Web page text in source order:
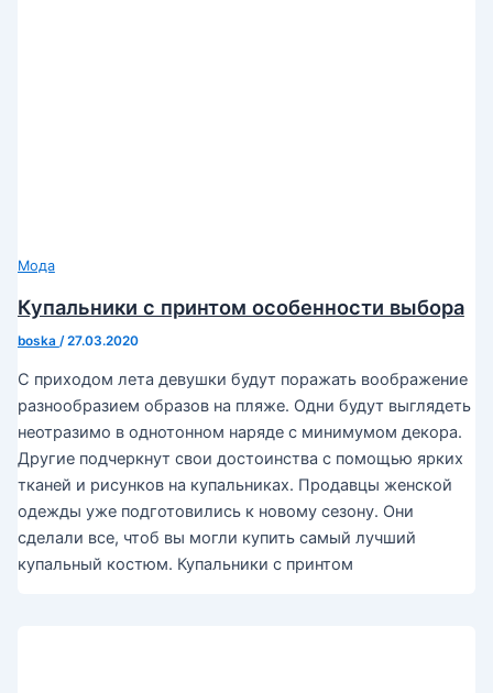
Мода
Купальники с принтом особенности выбора
boska /27.03.2020
С приходом лета девушки будут поражать воображение
разнообразием образов на пляже. Одни будут выглядеть
неотразимо в однотонном наряде с минимумом декора.
Другие подчеркнут свои достоинства с помощью ярких
тканей и рисунков на купальниках. Продавцы женской
одежды уже подготовились к новому сезону. Они
сделали все, чтоб вы могли купить самый лучший
купальный костюм. Купальники с принтом